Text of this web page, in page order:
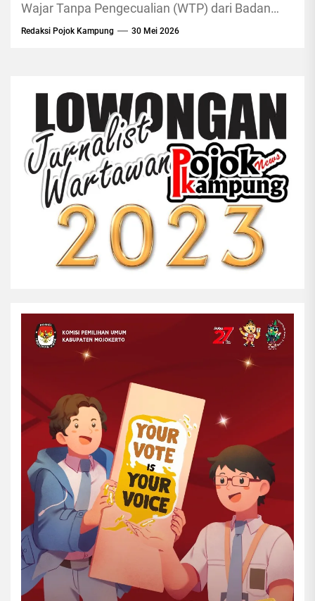
Wajar Tanpa Pengecualian (WTP) dari Badan
Pemeriksa Keuangan (BPK) RI atas Laporan
Redaksi Pojok Kampung 30 Mei 2026